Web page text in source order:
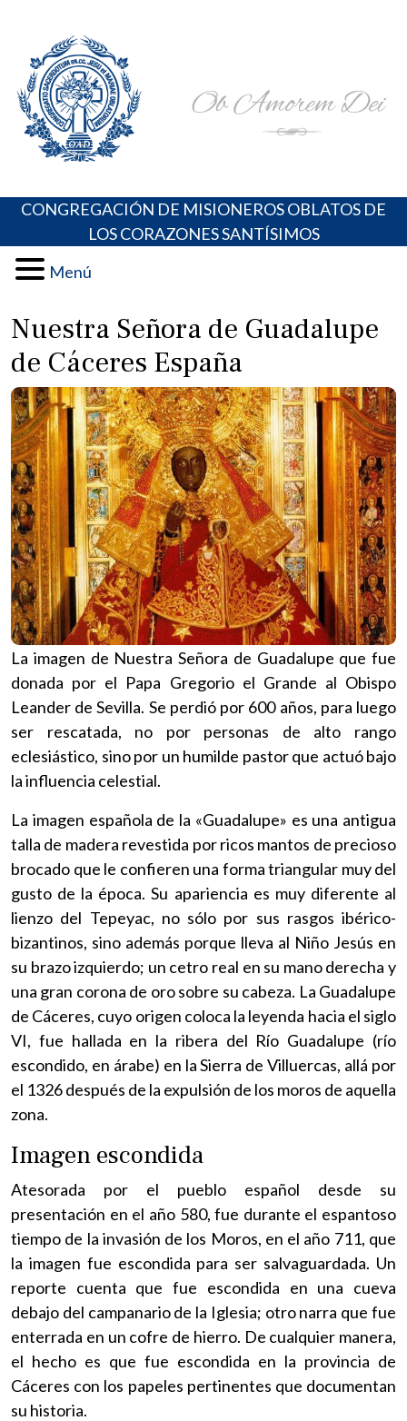
content
Portal de los Padres Oblatos. Advocaciones Marianas,
Oraciones, Música religiosa y más
CONGREGACIÓN DE MISIONEROS OBLATOS DE
LOS CORAZONES SANTÍSIMOS
Menú
Nuestra Señora de Guadalupe
de Cáceres España
La imagen de Nuestra Señora de Guadalupe que fue
donada por el Papa Gregorio el Grande al Obispo
Leander de Sevilla. Se perdió por 600 años, para luego
ser rescatada, no por personas de alto rango
eclesiástico, sino por un humilde pastor que actuó bajo
la influencia celestial.
La imagen española de la «Guadalupe» es una antigua
talla de madera revestida por ricos mantos de precioso
brocado que le confieren una forma triangular muy del
gusto de la época. Su apariencia es muy diferente al
lienzo del Tepeyac, no sólo por sus rasgos ibérico-
bizantinos, sino además porque lleva al Niño Jesús en
su brazo izquierdo; un cetro real en su mano derecha y
una gran corona de oro sobre su cabeza. La Guadalupe
de Cáceres, cuyo origen coloca la leyenda hacia el siglo
VI, fue hallada en la ribera del Río Guadalupe (río
escondido, en árabe) en la Sierra de Villuercas, allá por
el 1326 después de la expulsión de los moros de aquella
zona.
Imagen escondida
Atesorada por el pueblo español desde su
presentación en el año 580, fue durante el espantoso
tiempo de la invasión de los Moros, en el año 711, que
la imagen fue escondida para ser salvaguardada. Un
reporte cuenta que fue escondida en una cueva
debajo del campanario de la Iglesia; otro narra que fue
enterrada en un cofre de hierro. De cualquier manera,
el hecho es que fue escondida en la provincia de
Cáceres con los papeles pertinentes que documentan
su historia.